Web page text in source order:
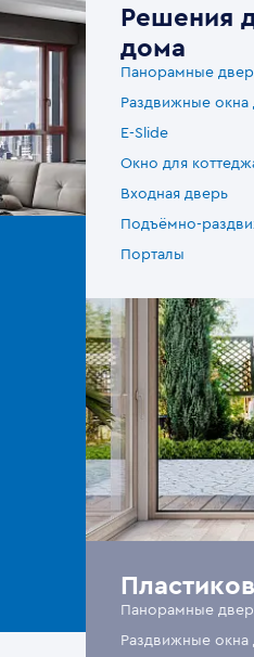
Решения
дома
Панорамные
Раздвижные
E-Slide
Окно для
Входная дверь
Подъёмно-
Порталы
Панорамные
Раздвижные